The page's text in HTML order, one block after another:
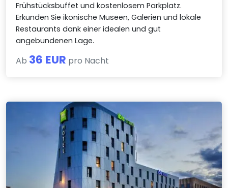
Frühstücksbuffet und kostenlosem Parkplatz.
Erkunden Sie ikonische Museen, Galerien und lokale
Restaurants dank einer idealen und gut
angebundenen Lage.
Ab 36 EUR pro Nacht